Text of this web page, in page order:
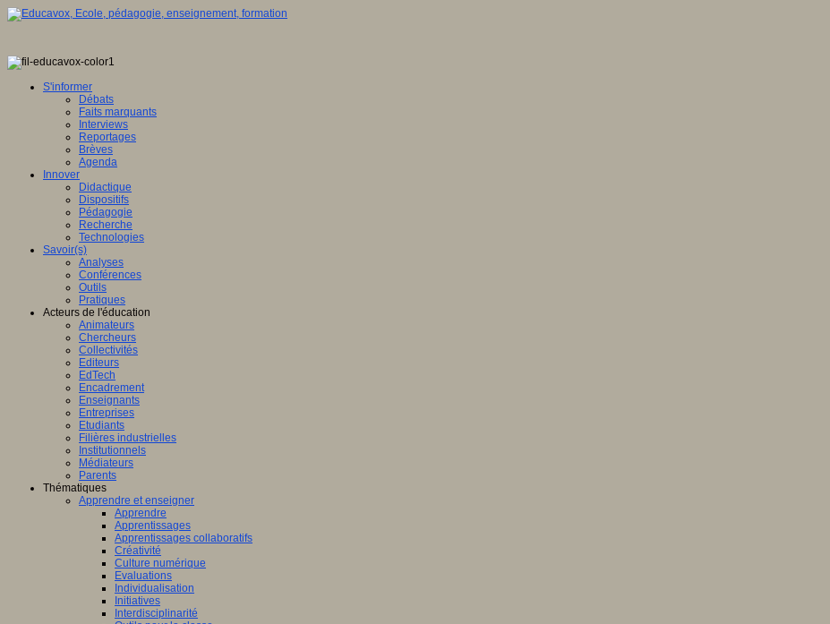
S'informer
Débats
Faits marquants
Interviews
Reportages
Brèves
Agenda
Innover
Didactique
Dispositifs
Pédagogie
Recherche
Technologies
Savoir(s)
Analyses
Conférences
Outils
Pratiques
Acteurs de l'éducation
Animateurs
Chercheurs
Collectivités
Editeurs
EdTech
Encadrement
Enseignants
Entreprises
Etudiants
Filières industrielles
Institutionnels
Médiateurs
Parents
Thématiques
Apprendre et enseigner
Apprendre
Apprentissages
Apprentissages collaboratifs
Créativité
Culture numérique
Evaluations
Individualisation
Initiatives
Interdisciplinarité